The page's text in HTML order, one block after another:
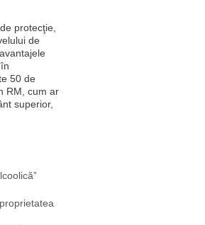
protecţie,
de
50 de
RM, cum ar
superior,